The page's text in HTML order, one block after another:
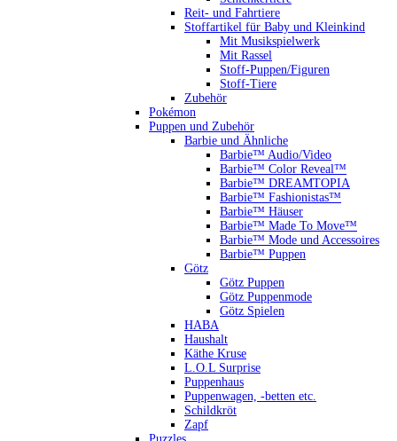
Reit- und Fahrtiere
Stoffartikel für Baby und Kleinkind
Mit Musikspielwerk
Mit Rassel
Stoff-Puppen/Figuren
Stoff-Tiere
Zubehör
Pokémon
Puppen und Zubehör
Barbie und Ähnliche
Barbie™ Audio/Video
Barbie™ Color Reveal™
Barbie™ DREAMTOPIA
Barbie™ Fashionistas™
Barbie™ Häuser
Barbie™ Made To Move™
Barbie™ Mode und Accessoires
Barbie™ Puppen
Götz
Götz Puppen
Götz Puppenmode
Götz Spielen
HABA
Haushalt
Käthe Kruse
L.O.L Surprise
Puppenhaus
Puppenwagen, -betten etc.
Schildkröt
Zapf